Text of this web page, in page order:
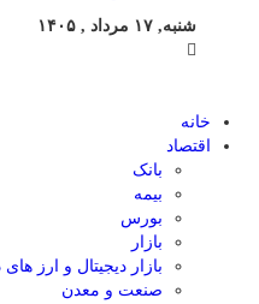
شنبه, ۱۷ مرداد , ۱۴۰۵
خانه
اقتصاد
بانک
بیمه
بورس
بازار
بازار دیجیتال و ارز های
صنعت و معدن